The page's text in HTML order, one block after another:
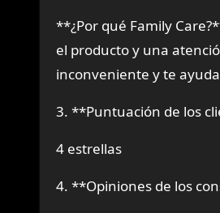
**¿Por qué Family
el producto y una
inconveniente y te
3. **Puntuación de los
4 estrellas
4. **Opiniones de los